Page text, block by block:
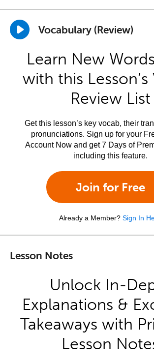
Vocabulary (Review)
Learn New
with this Lesson’s
Review List
Get this lesson’s key vocab, their
pronunciations. Sign up for your
Account Now and get 7 Days of
including this feature.
Join for Free
Already a Member? Sign In
Lesson Notes
Unlock In-
Explanations &
Takeaways with
Lesson